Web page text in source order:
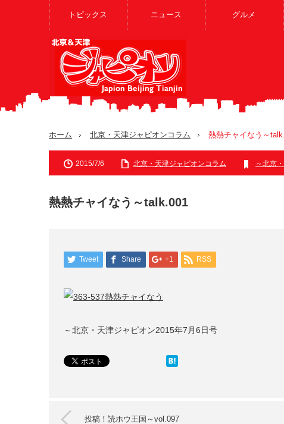
トピックス ニュース グルメ
ホーム 北京・天津ジャピオンコラム 熱熱チャイなう～
2015/7/6 北京・天津ジャピオンコラム ～北京
熱熱チャイなう～talk.001
Tweet Share +1 RSS
～北京・天津ジャピオン2015年7月6日号
投稿！読ホウ王国～vol.097